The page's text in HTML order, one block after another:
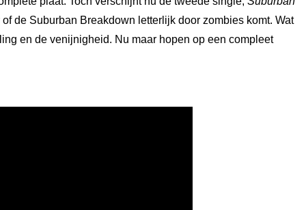
de Suburban Breakdown letterlijk door zombies komt. Wat
en de venijnigheid. Nu maar hopen op een compleet